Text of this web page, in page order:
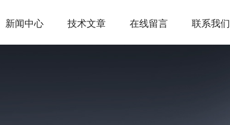
新闻中心 技术文章 在线留言 联系我们